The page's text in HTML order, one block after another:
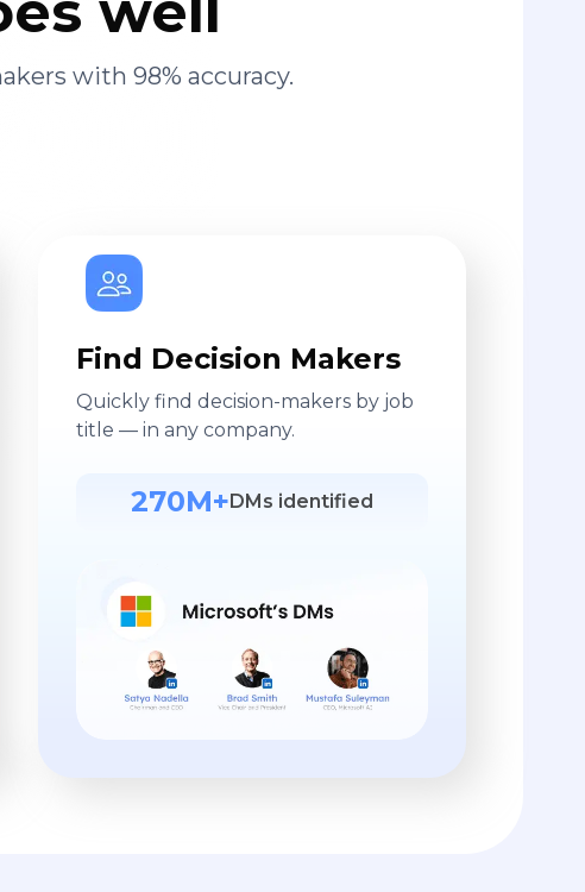
with 98% accuracy.
Find Decision Makers
Quickly find decision-makers by job
title — in any company.
270M+ DMs identified